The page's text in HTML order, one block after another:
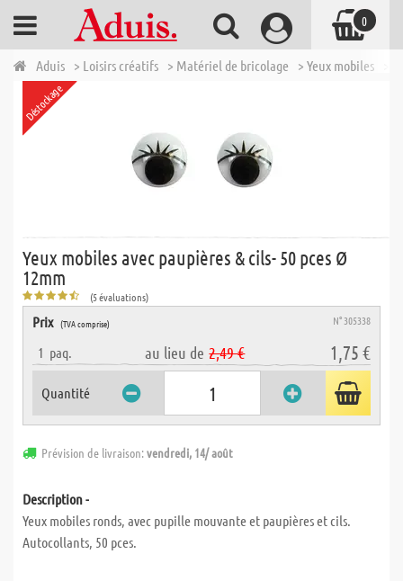
Aduis > Loisirs créatifs > Matériel de bricolage > Yeux mobiles
Déstockage
Yeux mobiles avec paupières & cils- 50 pces Ø
12mm
(5 évaluations)
Prix (TVA comprise) N° 305338
1 paq. au lieu de 2,49 € 1,75 €
Quantité
Prévision de livraison:vendredi, 14/ août
Description -
Yeux mobiles ronds, avec pupille mouvante et paupières et cils.
Autocollants, 50 pces.
0